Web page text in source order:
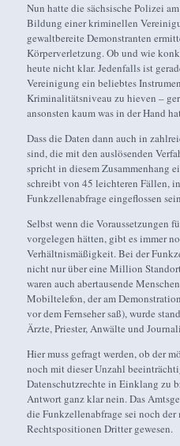
Nun hatte die sächsische Polizei
Bildung einer kriminellen
gewaltbereite Demonstranten
Körperverletzung. Ob und wie
heute nicht klar. Jedenfalls ist
Vereinigung ein beliebtes
Kriminalitätsniveau zu hieven –
ansonsten kaum was in der Hand
Dass die Daten dann auch in
sind, die mit den auslösenden
spricht in diesem Zusammenhang
schreibt von 45 leichteren Fällen,
Funkzellenabfrage eingeflossen
Selbst wenn die Voraussetzungen
vorgelegen hätten, gibt es immer
Verhältnismäßigkeit. Bei der
nicht nur über eine Million
waren auch abertausende
Mobiltelefon, der am
vor dem Fernseher saß), wurde
Ärzte, Priester, Anwälte und
Hier muss gefragt werden, ob der
noch mit dieser Unzahl
Datenschutzrechte in Einklang zu
Antwort ganz klar nein. Das
die Funkzellenabfrage sei noch
Rechtspositionen Dritter gewesen.